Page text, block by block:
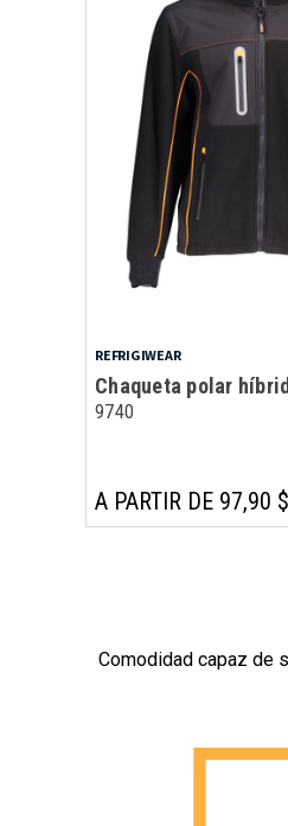
REFRIGIWEAR
Chaqueta polar
9740
A PARTIR DE 97,90 $
Comodidad capaz de